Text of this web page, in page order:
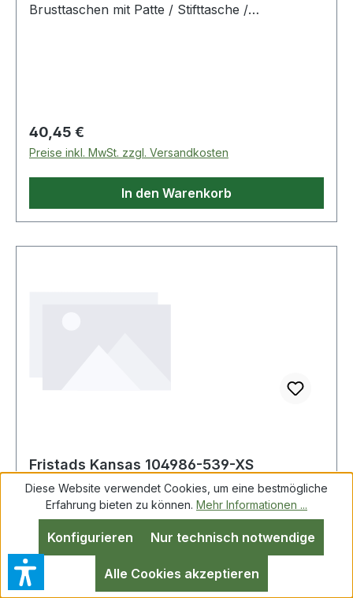
Brusttaschen mit Patte / Stifttasche /
Regulärer Preis:
40,45 €
Preise inkl. MwSt. zzgl. Versandkosten
In den Warenkorb
Fristads Kansas 104986-539-XS
Flanellhemd, Langarm 7421 MSF Bau und
Montage
Fristads Kansas 104986-539-XS Flanellhemd,
Langarm 7421 MSF Bau und Montage
Aufgeraute Innenseite / 2 Brusttaschen /
Diese Website verwendet Cookies, um eine bestmögliche
Erfahrung bieten zu können. Mehr Informationen ...
Nur technisch notwendige
Konfigurieren
Alle Cookies akzeptieren